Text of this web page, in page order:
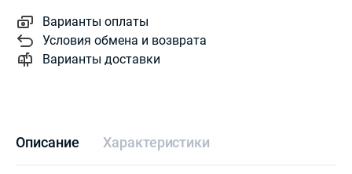
Варианты оплаты
Условия обмена и возврата
Варианты доставки
Описание Характеристики